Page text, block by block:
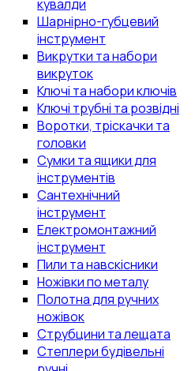
кувалди
Шарнірно-губцевий
інструмент
Викрутки та набори
викруток
Ключі та набори ключів
Ключі трубні та розвідні
Воротки, тріскачки та
головки
Сумки та ящики для
інструментів
Сантехнічний
інструмент
Електромонтажний
інструмент
Пили та навскісники
Ножівки по металу
Полотна для ручних
ножівок
Струбцини та лещата
Степлери будівельні